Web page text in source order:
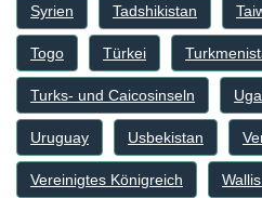
Syrien Tadshikistan
Togo Türkei
Turks- und Caicosinseln
Uruguay Usbekistan
Vereinigtes Königreich